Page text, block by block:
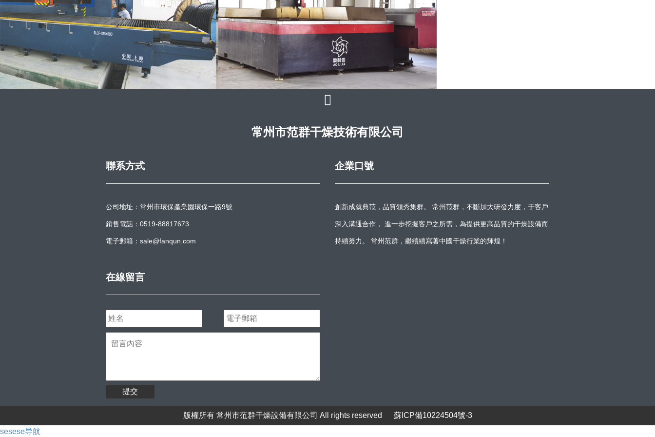
車間 車間
常州市范群干燥技術有限公司
聯系方式
公司地址：常州市環保產業園環保一路9號
銷售電話：0519-88817673
電子郵箱：sale@fanqun.com
企業口號
創新成就典范，品質領秀集群。 常州范群，不斷加大研發力度，于客戶
深入溝通合作， 進一步挖掘客戶之所需，為提供更高品質的干燥設備而
持續努力。 常州范群，繼續續寫著中國干燥行業的輝煌！
在線留言
提交
版權所有 常州市范群干燥設備有限公司 All rights reserved
蘇ICP備10224504號-3
sesese导航